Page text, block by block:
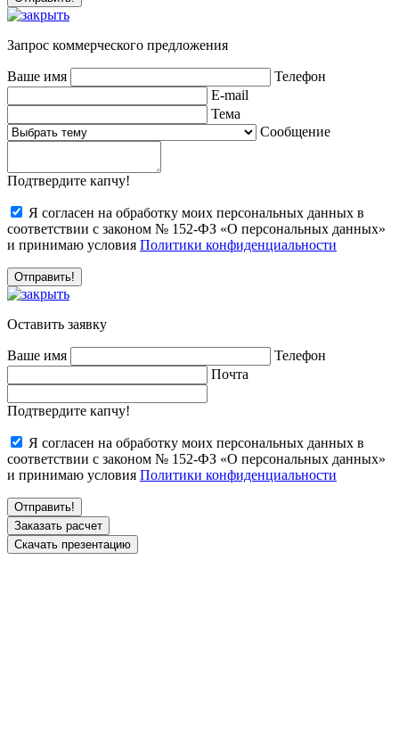
Запрос коммерческого предложения
Ваше имя
Телефон
E-mail
Тема
Сообщение
Подтвердите капчу!
Я согласен на обработку моих персональных данных в
соответствии с законом № 152-ФЗ «О персональных данных»
и принимаю условия Политики конфиденциальности
Оставить заявку
Ваше имя
Телефон
Почта
Подтвердите капчу!
Я согласен на обработку моих персональных данных в
соответствии с законом № 152-ФЗ «О персональных данных»
и принимаю условия Политики конфиденциальности
Заказать расчет
Скачать презентацию